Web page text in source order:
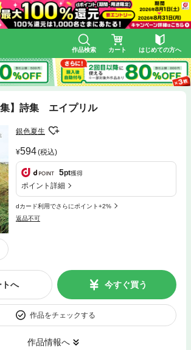
作品検索 カート はじめての方へ
集】詩集 エイプリル
銀色夏生
594(税込)
5pt獲得
ポイント詳細
dカード利用でさらにポイント+2%
返品不可
トへ 今すぐ買う
作品をチェックする
作品情報へ